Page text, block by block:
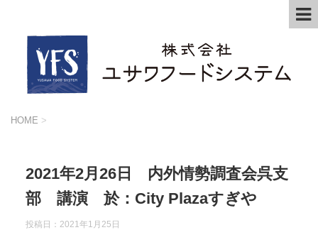
HOME >
2021年2月26日 内外情勢調査会呉支
部 講演 於：City Plazaすぎや
投稿日：2021年1月25日